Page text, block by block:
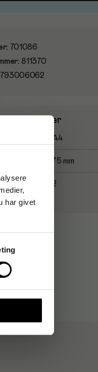
har givet
: 701086
: 811370
A4
75 mm
2